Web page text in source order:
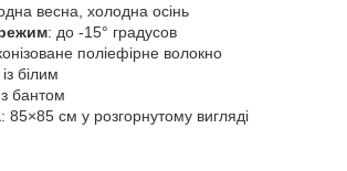
весна, холодна осінь
: до -15° градусов
поліефірне волокно
білим
з бантом
: 85×85 см у розгорнутому вигляді